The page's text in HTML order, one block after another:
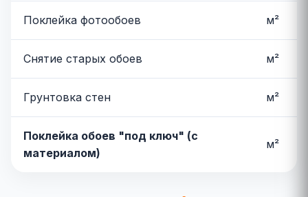
Поклейка фотообоев м²
Снятие старых обоев м²
Грунтовка стен м²
Поклейка обоев "под ключ" (с
материалом)
м²